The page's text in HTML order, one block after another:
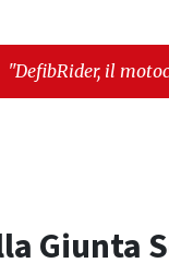
che sfida la
Tirreni,
Giunta